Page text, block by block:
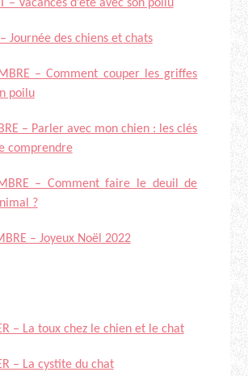
– Vacances d’été avec son poilu
Journée des chiens et chats
– Comment couper les griffes
poilu
– Parler avec mon chien : les clés
comprendre
– Comment faire le deuil de
?
– Joyeux Noël 2022
– La toux chez le chien et le chat
– La cystite du chat